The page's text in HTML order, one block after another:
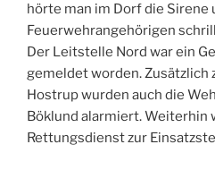
hörte man im Dorf die Sirene
Feuerwehrangehörigen
Der Leitstelle Nord war ein
gemeldet worden. Zusätzlich
Hostrup wurden auch die
Böklund alarmiert. Weiterhin
Rettungsdienst zur